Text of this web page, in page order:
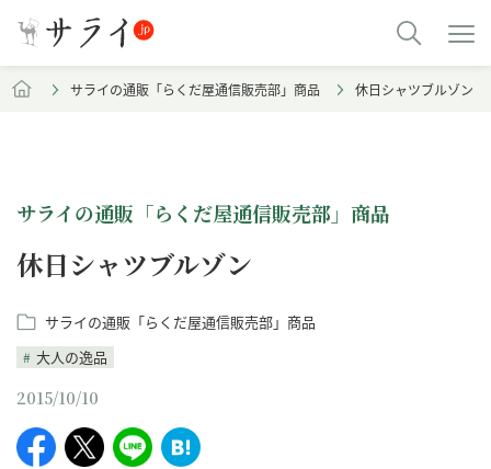
サライの通販「らくだ屋通信販売部」商品 休日シャツブルゾン
サライの通販「らくだ屋通信販売部」商品
休日シャツブルゾン
サライの通販「らくだ屋通信販売部」商品
大人の逸品
2015/10/10